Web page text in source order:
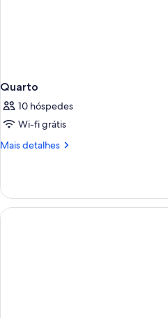
Quarto
10 hóspedes
Wi-fi grátis
Mais detalhes
Mais
quarto:
Quarto